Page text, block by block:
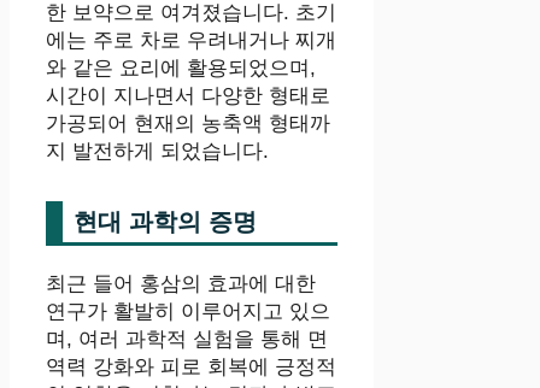
한 보약으로 여겨졌습니다. 초기
에는 주로 차로 우려내거나 찌개
와 같은 요리에 활용되었으며,
시간이 지나면서 다양한 형태로
가공되어 현재의 농축액 형태까
지 발전하게 되었습니다.
현대 과학의 증명
최근 들어 홍삼의 효과에 대한
연구가 활발히 이루어지고 있으
며, 여러 과학적 실험을 통해 면
역력 강화와 피로 회복에 긍정적